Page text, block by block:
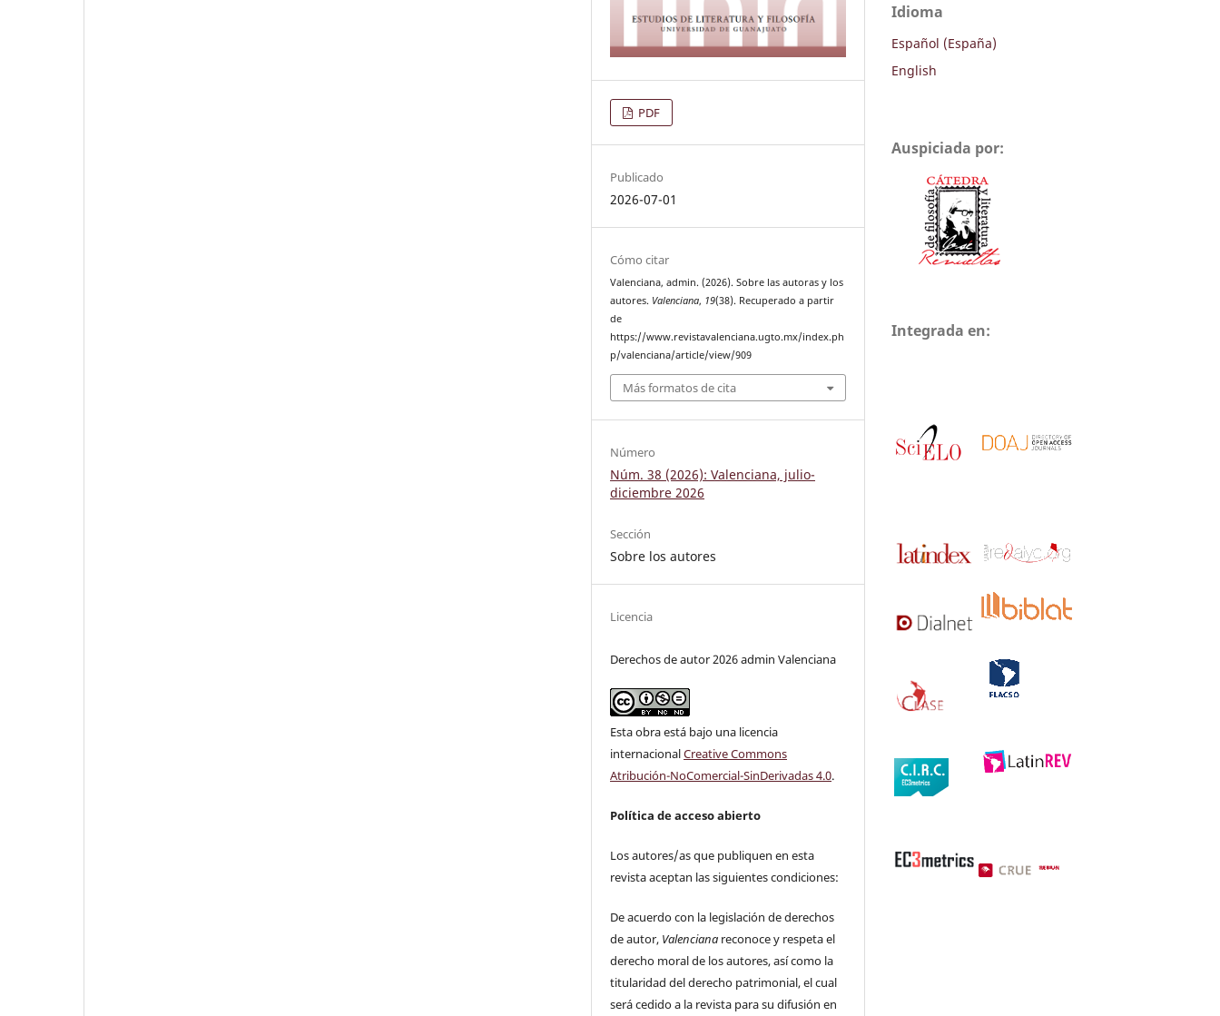
PDF
Publicado
2026-07-01
Cómo citar
Valenciana, admin. (2026). Sobre las autoras y los
autores. Valenciana, 19(38). Recuperado a partir
de
https://www.revistavalenciana.ugto.mx/index.ph
p/valenciana/article/view/909
Más formatos de cita
Número
Núm. 38 (2026): Valenciana, julio-
diciembre 2026
Sección
Sobre los autores
Licencia
Derechos de autor 2026 admin Valenciana
Esta obra está bajo una licencia
internacionalCreative Commons
Atribución-NoComercial-SinDerivadas 4.0.
Política de acceso abierto
Los autores/as que publiquen en esta
revista aceptan las siguientes condiciones:
De acuerdo con la legislación de derechos
de autor, Valenciana reconoce y respeta el
derecho moral de los autores, así como la
titularidad del derecho patrimonial, el cual
será cedido a la revista para su difusión en
Idioma
Español (España)
English
Auspiciada por:
Integrada en: